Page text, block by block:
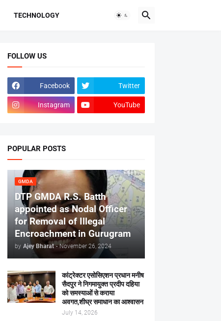
TECHNOLOGY
FOLLOW US
Facebook Twitter
Instagram YouTube
POPULAR POSTS
GMDA
DTP GMDA R.S. Batth
appointed as Nodal Officer
for Removal of Illegal
Encroachment in Gurugram
by Ajey Bharat - November 26, 2024
कांट्रेक्टर एसोसिएशन प्रधान मनीष
सैदपुर ने निगमायुक्त प्रदीप दहिया
को समस्याओं से कराया
अवगत,शीघ्र समाधान का आश्वासन
July 14, 2026